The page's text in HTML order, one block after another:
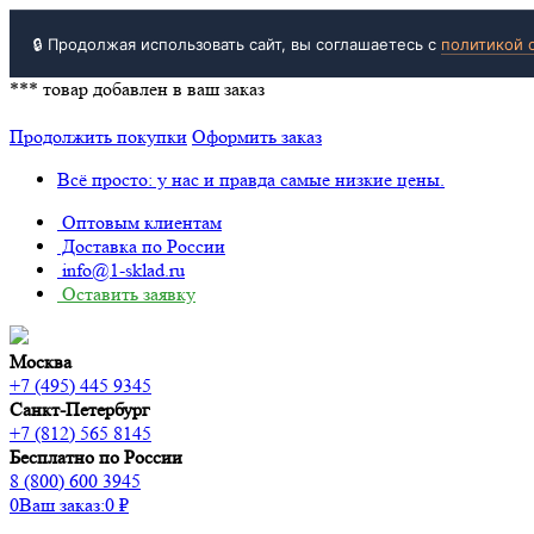
🔒 Продолжая использовать сайт, вы соглашаетесь с политикой
*** товар добавлен в ваш заказ
Продолжить покупки Оформить заказ
Всё просто: у нас и правда самые низкие цены.
Оптовым клиентам
Доставка по России
info@1-sklad.ru
Оставить заявку
Москва
+7 (495) 445 9345
Санкт-Петербург
+7 (812) 565 8145
Бесплатно по России
8 (800) 600 3945
0Ваш заказ:0 ₽